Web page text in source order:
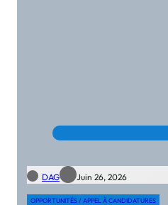
DAG Juin 26, 2026
OPPORTUNITÉS / APPEL À CANDIDATURES